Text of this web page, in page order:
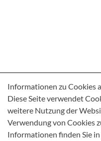
Informationen zu Cookies
Diese Seite verwendet
weitere Nutzung der
Verwendung von Cookies
Informationen finden Sie